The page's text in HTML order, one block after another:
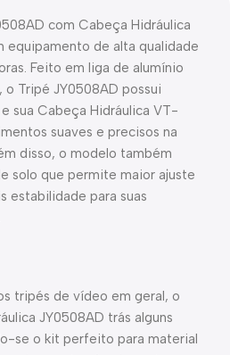
com Cabeça Hidráulica
equipamento de alta qualidade
Feito em liga de alumínio
Tripé JY0508AD possui
sua Cabeça Hidráulica VT-
suaves e precisos na
disso, o modelo também
solo que permite maior ajuste
estabilidade para suas
tripés de vídeo em geral, o
JY0508AD trás alguns
se o kit perfeito para material